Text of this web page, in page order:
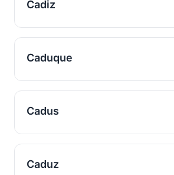
Cadiz
Caduque
Cadus
Caduz